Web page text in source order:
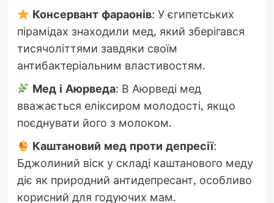
Консервант фараонів: У єгипетських
пірамідах знаходили мед, який зберігався
тисячоліттями завдяки своїм
антибактеріальним властивостям.
Мед і Аюрведа: В Аюрведі мед
вважається еліксиром молодості, якщо
поєднувати його з молоком.
Каштановий мед проти депресії:
Бджолиний віск у складі каштанового меду
діє як природний антидепресант, особливо
корисний для годуючих мам.